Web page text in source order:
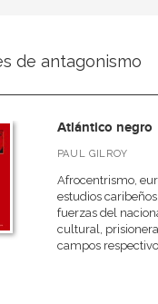
y sociales
de antagonismo
Atlántico negro
PAUL GILROY
Afrocentrismo,
estudios
fuerzas del
cultural,
campos